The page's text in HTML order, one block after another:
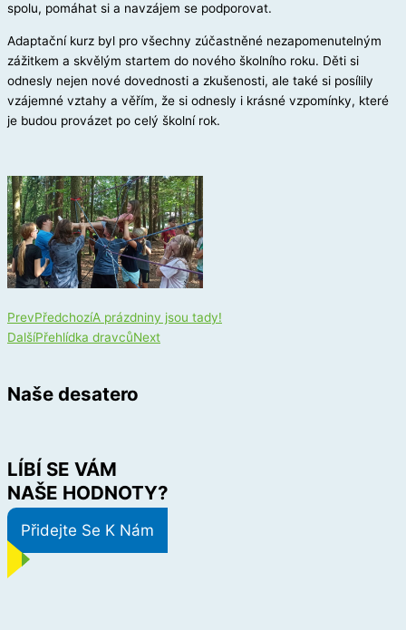
spolu, pomáhat si a navzájem se podporovat.
Adaptační kurz byl pro všechny zúčastněné nezapomenutelným
zážitkem a skvělým startem do nového školního roku. Děti si
odnesly nejen nové dovednosti a zkušenosti, ale také si posílily
vzájemné vztahy a věřím, že si odnesly i krásné vzpomínky, které
je budou provázet po celý školní rok.
PrevPředchozíA prázdniny jsou tady!
DalšíPřehlídka dravcůNext
Naše desatero
LÍBÍ SE VÁM
NAŠE HODNOTY?
Přidejte Se K Nám